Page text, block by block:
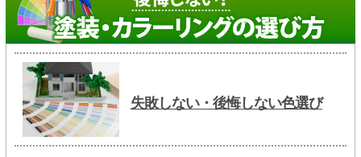
失敗しない・後悔しない色選び